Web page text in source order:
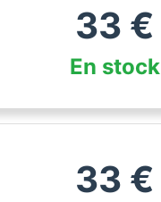
33 €
En stock
33 €